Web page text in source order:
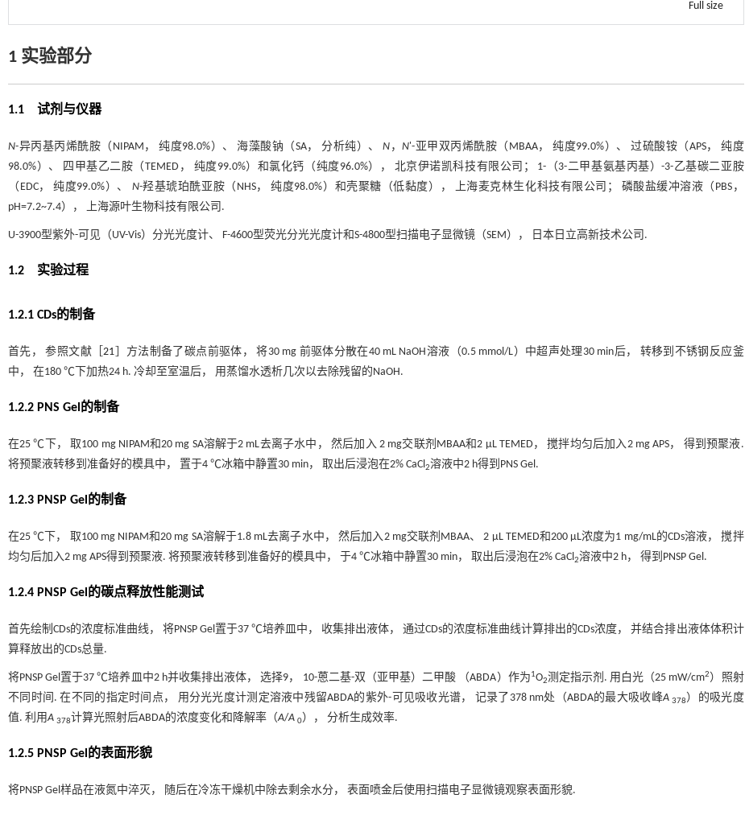
Full size
1 实验部分
1.1 试剂与仪器
N-异丙基丙烯酰胺（NIPAM， 纯度98.0%）、 海藻酸钠（SA， 分析纯）、N ，N'-亚甲双丙烯酰胺（MBAA， 纯度99.0%）、 过硫酸铵（APS， 纯度
98.0%）、 四甲基乙二胺（TEMED， 纯度99.0%）和氯化钙（纯度96.0%）， 北京伊诺凯科技有限公司； 1-（3-二甲基氨基丙基）-3-乙基碳二亚胺
（EDC， 纯度99.0%）、 N-羟基琥珀酰亚胺（NHS， 纯度98.0%）和壳聚糖（低黏度）， 上海麦克林生化科技有限公司； 磷酸盐缓冲溶液（PBS，
pH=7.2~7.4）， 上海源叶生物科技有限公司.
U-3900型紫外-可见（UV-Vis）分光光度计、 F-4600型荧光分光光度计和S-4800型扫描电子显微镜（SEM）， 日本日立高新技术公司.
1.2 实验过程
1.2.1 CDs的制备
首先， 参照文献［21 ］方法制备了碳点前驱体， 将30 mg 前驱体分散在40 mL NaOH溶液（0.5 mmol/L）中超声处理30 min后， 转移到不锈钢反应釜
中， 在180 ℃下加热24 h. 冷却至室温后， 用蒸馏水透析几次以去除残留的NaOH.
1.2.2 PNS Gel的制备
在25 ℃下， 取100 mg NIPAM和20 mg SA溶解于2 mL去离子水中， 然后加入 2 mg交联剂MBAA和2 μL TEMED， 搅拌均匀后加入2 mg APS， 得到预聚液.
将预聚液转移到准备好的模具中， 置于4 ℃冰箱中静置30 min， 取出后浸泡在2% CaCl2溶液中2 h得到PNS Gel.
1.2.3 PNSP Gel的制备
在25 ℃下， 取100 mg NIPAM和20 mg SA溶解于1.8 mL去离子水中， 然后加入2 mg交联剂MBAA、 2 μL TEMED和200 μL浓度为1 mg/mL的CDs溶液， 搅拌
均匀后加入2 mg APS得到预聚液. 将预聚液转移到准备好的模具中， 于4 ℃冰箱中静置30 min， 取出后浸泡在2% CaCl2溶液中2 h， 得到PNSP Gel.
1.2.4 PNSP Gel的碳点释放性能测试
首先绘制CDs的浓度标准曲线， 将PNSP Gel置于37 ℃培养皿中， 收集排出液体， 通过CDs的浓度标准曲线计算排出的CDs浓度， 并结合排出液体体积计
算释放出的CDs总量.
将PNSP Gel置于37 ℃培养皿中2 h并收集排出液体， 选择9， 10-蒽二基-双（亚甲基）二甲酸 （ABDA）作为1O2测定指示剂. 用白光（25 mW/cm2）照射
不同时间. 在不同的指定时间点， 用分光光度计测定溶液中残留ABDA的紫外-可见吸收光谱， 记录了378 nm处（ABDA的最大吸收峰A 378）的吸光度
值. 利用A 378计算光照射后ABDA的浓度变化和降解率（A/A 0）， 分析生成效率.
1.2.5 PNSP Gel的表面形貌
将PNSP Gel样品在液氮中淬灭， 随后在冷冻干燥机中除去剩余水分， 表面喷金后使用扫描电子显微镜观察表面形貌.